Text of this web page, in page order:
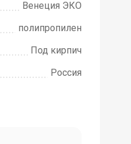
Венеция ЭКО
полипропилен
Под кирпич
Россия